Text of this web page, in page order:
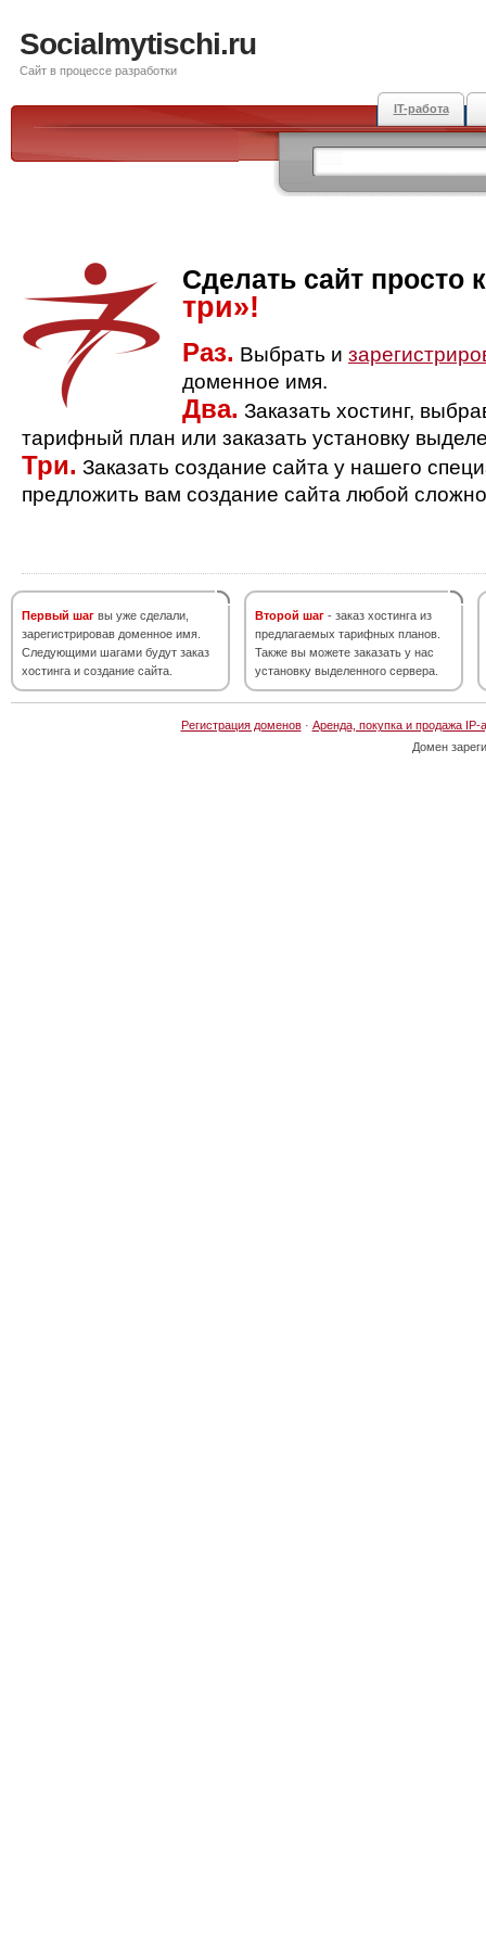
Socialmytischi.ru
Сайт в процессе разработки
IT-работа
Сделать сайт просто
три»!
Раз. Выбрать и
доменное имя.
Два. Заказать хостинг,
тарифный план или заказать установку
Три. Заказать создание сайта у нашего
предложить вам создание сайта любой
Первый шаг вы уже сделали,
зарегистрировав доменное имя.
Следующими шагами будут заказ
хостинга и создание сайта.
Второй шаг - заказ хостинга из
предлагаемых тарифных планов.
Также вы можете заказать у нас
установку выделенного сервера.
Регистрация доменов· Аренда, покупка и продажа IP-
Домен